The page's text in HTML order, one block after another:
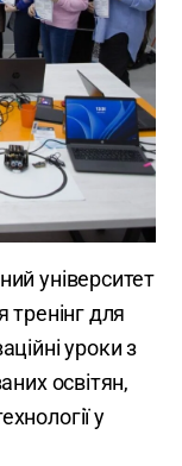
університет
тренінг для
уроки з
освітян,
у